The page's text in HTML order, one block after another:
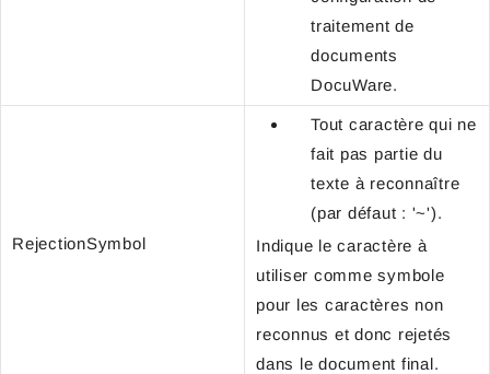
traitement de
documents
DocuWare.
RejectionSymbol
Tout caractère qui ne
fait pas partie du
texte à reconnaître
(par défaut : '~').
Indique le caractère à
utiliser comme symbole
pour les caractères non
reconnus et donc rejetés
dans le document final.